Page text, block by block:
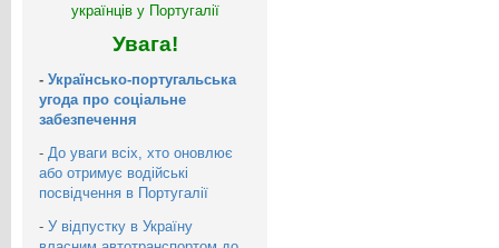
українців у Португалії
Увага!
- Українсько-португальська
угода про соціальне
забезпечення
- До уваги всіх, хто оновлює
або отримує водійські
посвідчення в Португалії
- У відпустку в Україну